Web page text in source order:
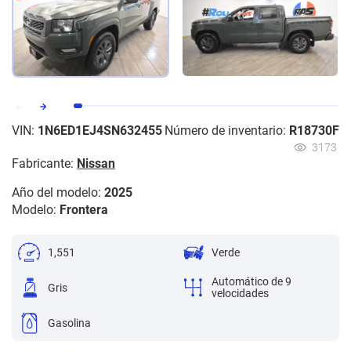
VIN: 1N6ED1EJ4SN632455 Número de inventario: R18730F
3173
Fabricante: Nissan
Año del modelo: 2025
Modelo: Frontera
1,551 Verde
Gris
Automático de 9
velocidades
Gasolina